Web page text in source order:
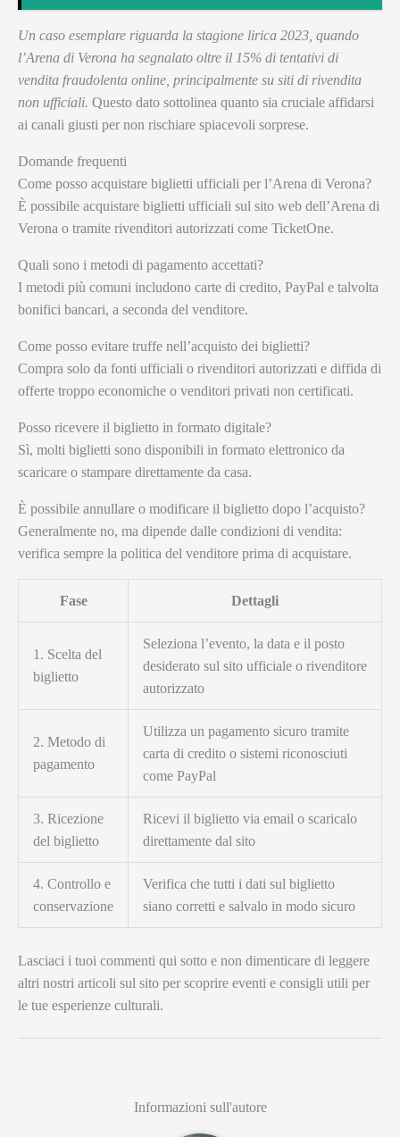
Un caso esemplare riguarda la stagione lirica 2023, quando
l’Arena di Verona ha segnalato oltre il 15% di tentativi di
vendita fraudolenta online, principalmente su siti di rivendita
non ufficiali. Questo dato sottolinea quanto sia cruciale affidarsi
ai canali giusti per non rischiare spiacevoli sorprese.
Domande frequenti
Come posso acquistare biglietti ufficiali per l’Arena di Verona?
È possibile acquistare biglietti ufficiali sul sito web dell’Arena di
Verona o tramite rivenditori autorizzati come TicketOne.
Quali sono i metodi di pagamento accettati?
I metodi più comuni includono carte di credito, PayPal e talvolta
bonifici bancari, a seconda del venditore.
Come posso evitare truffe nell’acquisto dei biglietti?
Compra solo da fonti ufficiali o rivenditori autorizzati e diffida di
offerte troppo economiche o venditori privati non certificati.
Posso ricevere il biglietto in formato digitale?
Sì, molti biglietti sono disponibili in formato elettronico da
scaricare o stampare direttamente da casa.
È possibile annullare o modificare il biglietto dopo l’acquisto?
Generalmente no, ma dipende dalle condizioni di vendita:
verifica sempre la politica del venditore prima di acquistare.
Fase Dettagli
1. Scelta del
biglietto
Seleziona l’evento, la data e il posto
desiderato sul sito ufficiale o rivenditore
autorizzato
2. Metodo di
pagamento
Utilizza un pagamento sicuro tramite
carta di credito o sistemi riconosciuti
come PayPal
3. Ricezione
del biglietto
Ricevi il biglietto via email o scaricalo
direttamente dal sito
4. Controllo e
conservazione
Verifica che tutti i dati sul biglietto
siano corretti e salvalo in modo sicuro
Lasciaci i tuoi commenti qui sotto e non dimenticare di leggere
altri nostri articoli sul sito per scoprire eventi e consigli utili per
le tue esperienze culturali.
Informazioni sull'autore